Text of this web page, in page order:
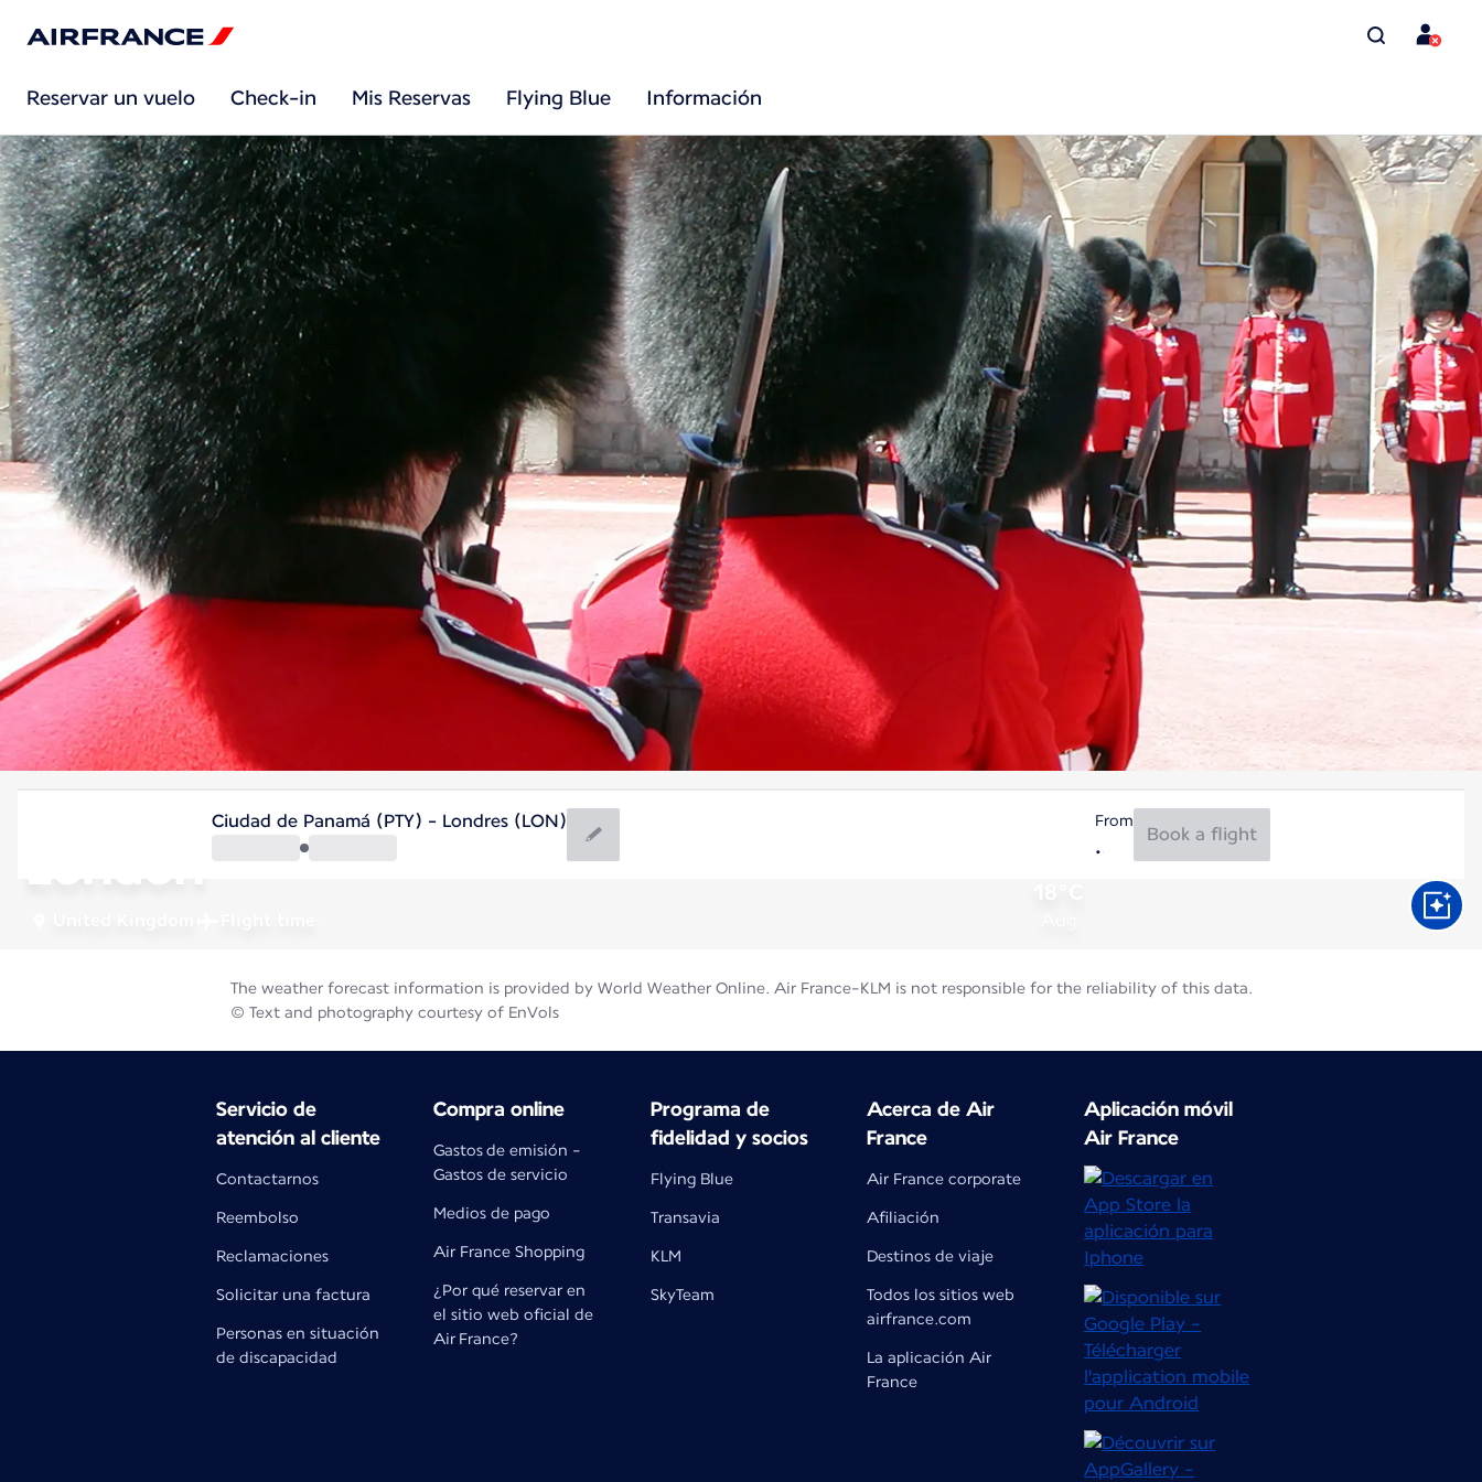
Reservar un vuelo Check-in Mis Reservas Flying Blue Información
London
Ciudad de Panamá (PTY) - Londres (LON) From
Book a flight
The weather forecast information is provided by World Weather Online. Air France-KLM is not responsible for the reliability of this data.
© Text and photography courtesy of EnVols
Servicio de
atención al cliente
Contactarnos
Reembolso
Reclamaciones
Solicitar una factura
Personas en situación
de discapacidad
Compra online
Gastos de emisión -
Gastos de servicio
Medios de pago
Air France Shopping
¿Por qué reservar en
el sitio web oficial de
Air France?
Programa de
fidelidad y socios
Flying Blue
Transavia
KLM
SkyTeam
Acerca de Air
France
Air France corporate
Afiliación
Destinos de viaje
Todos los sitios web
airfrance.com
La aplicación Air
France
Aplicación móvil
Air France